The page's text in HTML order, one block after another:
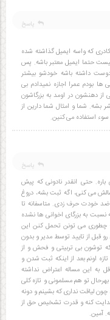
که واسه ایمیل گذاشته شده
حتما ایمیل معتبر باشه. پس
داشته باشه خودشو بیشتر
بودم عمرا اجازه نمیدادم بی
دهنشون در اومد به بزرگاشون
بشه. شما و امثال شما دارین از
سوء استفاده می کنین.
پاسخ
حتی انقدر نادونی که پیش
می کنی، اگه ثبت بشه، دروغ
خودت حرف زدی. متاسفانه تا
به بزرگای اخوانی ها نشده
چطوری می تونن تحمل کنن این
رو قبل از تایید توسط مدیر و بدون
توشون بی تربیتی و فحش و از
اونم بعد از اینکه ثبت شدن و
به این مساله اعتراض نداشته
تو هم مسلمونی و تازه کلی
لیاقت نداری که بشینم و دونه
کنه و قدرت تشخیص حق از
آمین.
پاسخ